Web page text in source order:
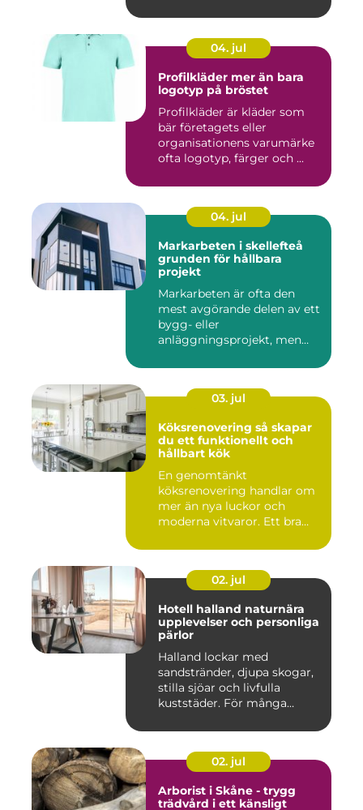
04. jul
Profilkläder mer än bara
logotyp på bröstet
Profilkläder är kläder som
bär företagets eller
organisationens varumärke
ofta logotyp, färger och ...
04. jul
Markarbeten i skellefteå
grunden för hållbara
projekt
Markarbeten är ofta den
mest avgörande delen av ett
bygg- eller
anläggningsprojekt, men
03. jul
Köksrenovering så skapar
du ett funktionellt och
hållbart kök
En genomtänkt
köksrenovering handlar om
mer än nya luckor och
moderna vitvaror. Ett bra
02. jul
Hotell halland naturnära
upplevelser och personliga
pärlor
Halland lockar med
sandstränder, djupa skogar,
stilla sjöar och livfulla
kuststäder. För många
02. jul
Arborist i Skåne - trygg
trädvård i ett känsligt